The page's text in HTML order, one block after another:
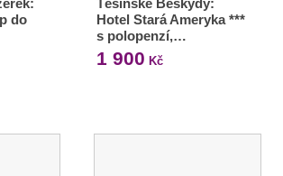
do
Hotel Stará Ameryka ***
s polopenzí,…
1 900 Kč